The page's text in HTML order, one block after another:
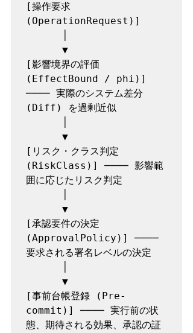
[操作要求
(OperationRequest)]
[影響境界の評価
(EffectBound / phi)]
──── 実際のシステム差分
(Diff) を過剰近似
[リスク・クラス判定
(RiskClass)] ──── 影響範
囲に応じたリスク判定
[承認要件の決定
(ApprovalPolicy)] ────
要求される署名レベルの決定
[事前台帳登録 (Pre-
commit)] ──── 実行前の状
態、期待される効果、承認の証